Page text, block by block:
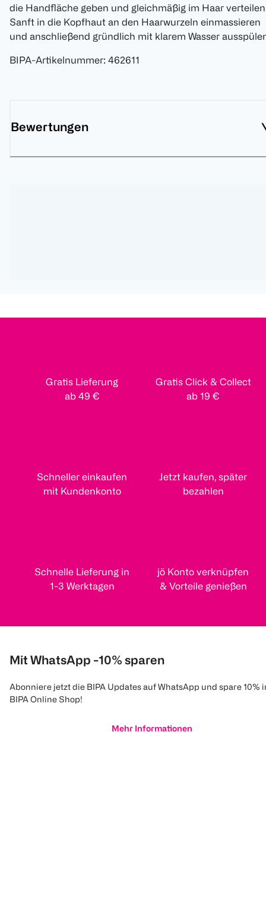
die Handfläche geben und gleichmäßig im Haar
Sanft in die Kopfhaut an den Haarwurzeln einmassieren
und anschließend gründlich mit klarem Wasser
BIPA-Artikelnummer: 462611
Bewertungen
Gratis Lieferung
ab 49 €
Gratis Click & Collect
ab 19 €
Schneller einkaufen
mit Kundenkonto
Jetzt kaufen, später
bezahlen
Schnelle Lieferung in
1-3 Werktagen
jö Konto verknüpfen
& Vorteile genießen
Mit WhatsApp -10% sparen
Abonniere jetzt die BIPA Updates auf WhatsApp und spare 10%
BIPA Online Shop!
Mehr Informationen